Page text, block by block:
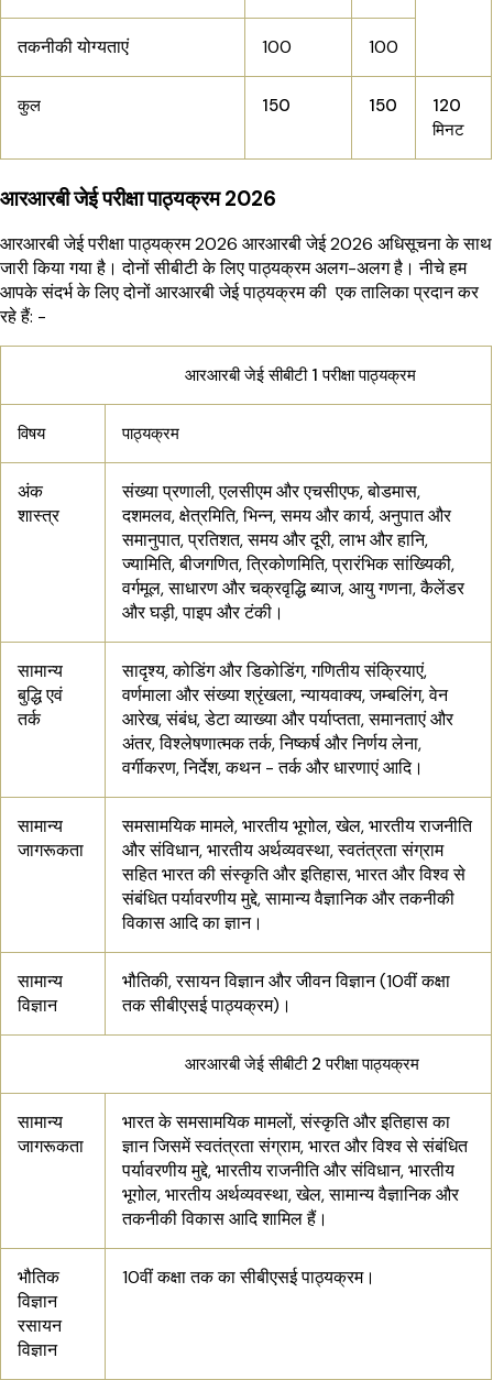
तकनीकी योग्यताएं 100 100
कुल 150 150
120
मिनट
आरआरबी जेई परीक्षा पाठ्यक्रम 2026
आरआरबी जेई परीक्षा पाठ्यक्रम 2026 आरआरबी जेई 2026 अधिसूचना के साथ
जारी किया गया है। दोनों सीबीटी के लिए पाठ्यक्रम अलग-अलग है। नीचे हम
आपके संदर्भ के लिए दोनों आरआरबी जेई पाठ्यक्रम की एक तालिका प्रदान कर
रहे हैं: -
आरआरबी जेई सीबीटी 1 परीक्षा पाठ्यक्रम
विषय पाठ्यक्रम
अंक
शास्त्र
संख्या प्रणाली, एलसीएम और एचसीएफ, बोडमास,
दशमलव, क्षेत्रमिति, भिन्न, समय और कार्य, अनुपात और
समानुपात, प्रतिशत, समय और दूरी, लाभ और हानि,
ज्यामिति, बीजगणित, त्रिकोणमिति, प्रारंभिक सांख्यिकी,
वर्गमूल, साधारण और चक्रवृद्धि ब्याज, आयु गणना, कैलेंडर
और घड़ी, पाइप और टंकी।
सामान्य
बुद्धि एवं
तर्क
सादृश्य, कोडिंग और डिकोडिंग, गणितीय संक्रियाएं,
वर्णमाला और संख्या श्रृंखला, न्यायवाक्य, जम्बलिंग, वेन
आरेख, संबंध, डेटा व्याख्या और पर्याप्तता, समानताएं और
अंतर, विश्लेषणात्मक तर्क, निष्कर्ष और निर्णय लेना,
वर्गीकरण, निर्देश, कथन - तर्क और धारणाएं आदि।
सामान्य
जागरूकता
समसामयिक मामले, भारतीय भूगोल, खेल, भारतीय राजनीति
और संविधान, भारतीय अर्थव्यवस्था, स्वतंत्रता संग्राम
सहित भारत की संस्कृति और इतिहास, भारत और विश्व से
संबंधित पर्यावरणीय मुद्दे, सामान्य वैज्ञानिक और तकनीकी
विकास आदि का ज्ञान।
सामान्य
विज्ञान
भौतिकी, रसायन विज्ञान और जीवन विज्ञान (10वीं कक्षा
तक सीबीएसई पाठ्यक्रम)।
आरआरबी जेई सीबीटी 2 परीक्षा पाठ्यक्रम
सामान्य
जागरूकता
भारत के समसामयिक मामलों, संस्कृति और इतिहास का
ज्ञान जिसमें स्वतंत्रता संग्राम, भारत और विश्व से संबंधित
पर्यावरणीय मुद्दे, भारतीय राजनीति और संविधान, भारतीय
भूगोल, भारतीय अर्थव्यवस्था, खेल, सामान्य वैज्ञानिक और
तकनीकी विकास आदि शामिल हैं।
भौतिक
विज्ञान
रसायन
विज्ञान
10वीं कक्षा तक का सीबीएसई पाठ्यक्रम।